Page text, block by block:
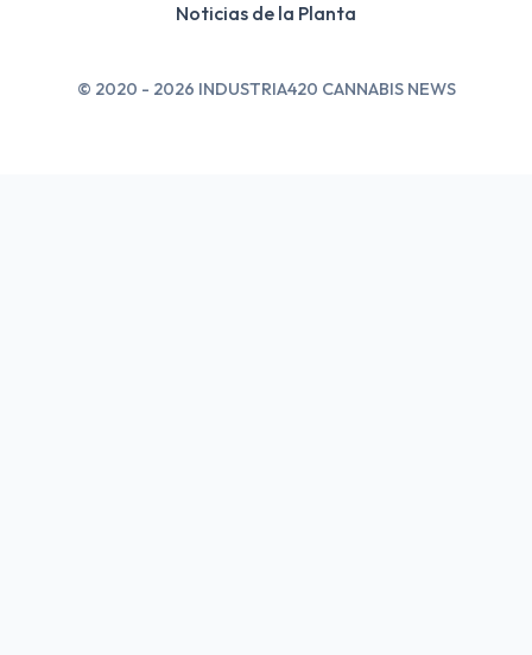
Noticias de la Planta
© 2020 - 2026 INDUSTRIA420 CANNABIS NEWS